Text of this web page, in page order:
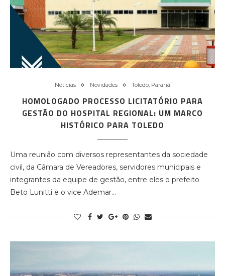
Notícias Novidades Toledo, Paraná
HOMOLOGADO PROCESSO LICITATÓRIO PARA
GESTÃO DO HOSPITAL REGIONAL: UM MARCO
HISTÓRICO PARA TOLEDO
Uma reunião com diversos representantes da sociedade
civil, da Câmara de Vereadores, servidores municipais e
integrantes da equipe de gestão, entre eles o prefeito
Beto Lunitti e o vice Ademar…